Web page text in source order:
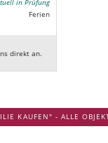
Ferien
direkt an.
KAUFEN" - ALLE